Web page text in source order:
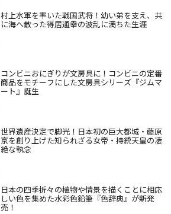
村上水軍を率いた戦国武将！幼い弟を支え、共
に海へ散った得居通幸の波乱に満ちた生涯
コンビニおにぎりが文房具に！コンビニの定番
商品をモチーフにした文房具シリーズ『ジムマ
ート』誕生
世界遺産決定で脚光！日本初の巨大都城・藤原
京を創り上げた知られざる女帝・持統天皇の凄
絶な執念
日本の四季折々の植物や情景を描くことに相応
しい色を集めた水彩色鉛筆『色辞典』が新発
売！